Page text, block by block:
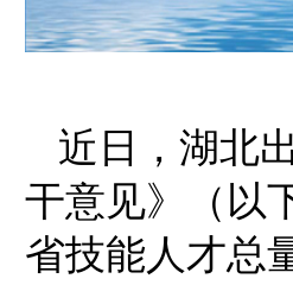
近日，湖北
干意见》（以
省技能人才总